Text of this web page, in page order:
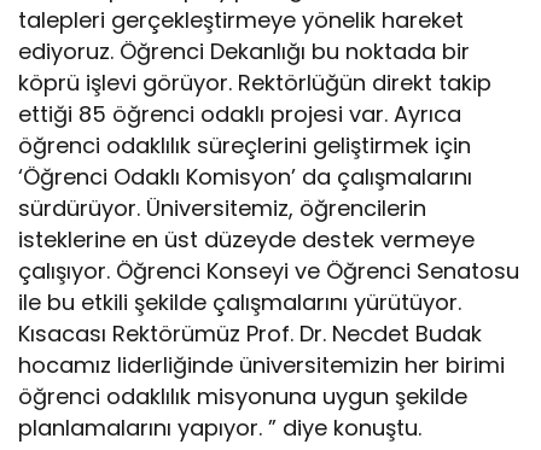
talepleri gerçekleştirmeye yönelik hareket
ediyoruz. Öğrenci Dekanlığı bu noktada bir
köprü işlevi görüyor. Rektörlüğün direkt takip
ettiği 85 öğrenci odaklı projesi var. Ayrıca
öğrenci odaklılık süreçlerini geliştirmek için
‘Öğrenci Odaklı Komisyon’ da çalışmalarını
sürdürüyor. Üniversitemiz, öğrencilerin
isteklerine en üst düzeyde destek vermeye
çalışıyor. Öğrenci Konseyi ve Öğrenci Senatosu
ile bu etkili şekilde çalışmalarını yürütüyor.
Kısacası Rektörümüz Prof. Dr. Necdet Budak
hocamız liderliğinde üniversitemizin her birimi
öğrenci odaklılık misyonuna uygun şekilde
planlamalarını yapıyor. ” diye konuştu.